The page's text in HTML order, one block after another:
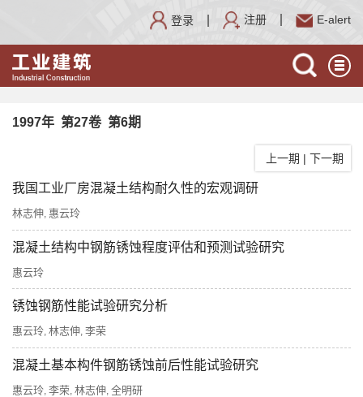
登录 注册 E-alert
1997年 第27卷 第6期
上一期 | 下一期
我国工业厂房混凝土结构耐久性的宏观调研
林志伸 惠云玲
混凝土结构中钢筋锈蚀程度评估和预测试验研究
惠云玲
锈蚀钢筋性能试验研究分析
惠云玲 林志伸 李荣
混凝土基本构件钢筋锈蚀前后性能试验研究
惠云玲 李荣 林志伸 全明研